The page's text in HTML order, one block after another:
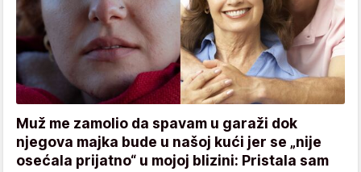
Muž me zamolio da spavam u garaži dok
njegova majka bude u našoj kući jer se „nije
osećala prijatno“ u mojoj blizini: Pristala sam